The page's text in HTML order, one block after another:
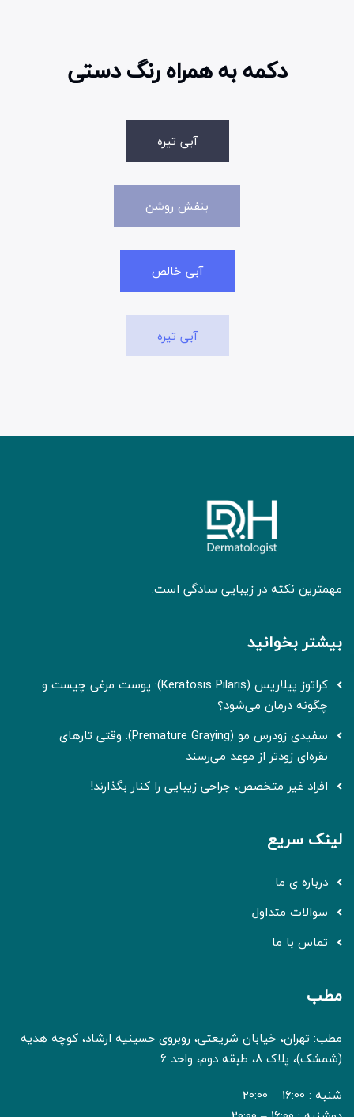
دکمه به همراه رنگ دستی
آبی تیره
بنفش روشن
آبی خالص
آبی تیره
مهمترین نکته در زیبایی سادگی است.
بیشتر بخوانید
کراتوز پیلاریس (Keratosis Pilaris): پوست مرغی چیست و
چگونه درمان می‌شود؟
سفیدی زودرس مو (Premature Graying): وقتی تارهای
نقره‌ای زودتر از موعد می‌رسند
افراد غیر متخصص، جراحی زیبایی را کنار بگذارند!
لینک سریع
درباره ی ما
سوالات متداول
تماس با ما
مطب
مطب: تهران، خیابان شریعتی، روبروی حسینیه ارشاد، کوچه هدیه
(شمشک)، پلاک 8، طبقه دوم، واحد 6
شنبه : 16:00 – 20:00